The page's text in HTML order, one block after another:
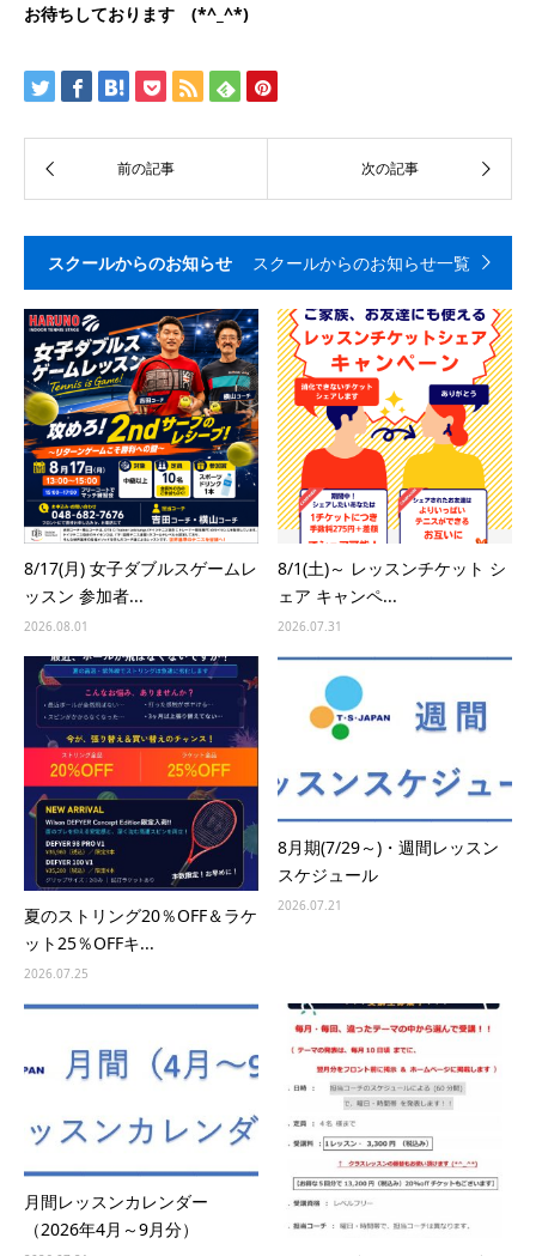
お待ちしております (*^_^*)
スクールからのお知らせ スクールからのお知らせ一覧
8/17(月) 女子ダブルスゲームレ
ッスン 参加者...
2026.08.01
8/1(土)～ レッスンチケット シ
ェア キャンペ...
2026.07.31
夏のストリング20％OFF＆ラケ
ット25％OFFキ...
2026.07.25
8月期(7/29～)・週間レッスン
スケジュール
2026.07.21
月間レッスンカレンダー
（2026年4月～9月分）